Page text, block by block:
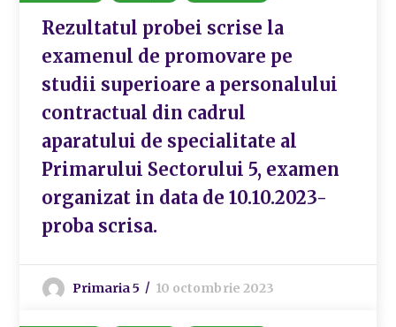
Rezultatul probei scrise la
examenul de promovare pe
studii superioare a personalului
contractual din cadrul
aparatului de specialitate al
Primarului Sectorului 5, examen
organizat in data de 10.10.2023-
proba scrisa.
Primaria 5 10 octombrie 2023